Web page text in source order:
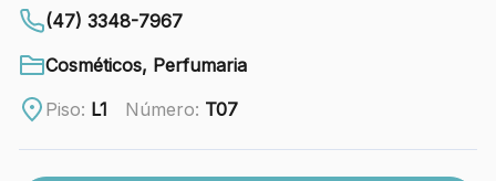
Ver local
Chamar Uber
(47) 3348-7967
Cosméticos, Perfumaria
Piso: L1 Número: T07